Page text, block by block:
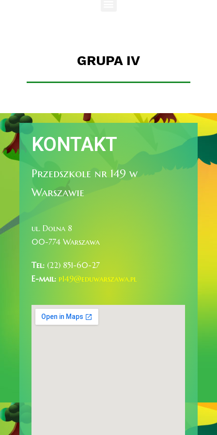
GRUPA IV
KONTAKT
Przedszkole nr 149 w
Warszawie
ul. Dolna 8
00-774 Warszawa
Tel: (22) 851-60-27
E-mail: p149@eduwarszawa.pl